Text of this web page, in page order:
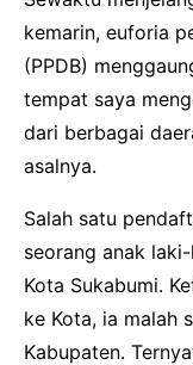
kemarin, euforia
(PPDB)
tempat saya
dari berbagai
asalnya.
Salah satu
seorang anak
Kota Sukabumi.
ke Kota, ia malah
Kabupaten.